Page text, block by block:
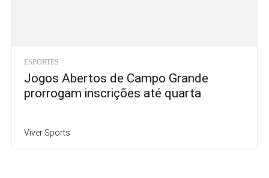
ESPORTES
Jogos Abertos de Campo Grande
prorrogam inscrições até quarta
Viver Sports